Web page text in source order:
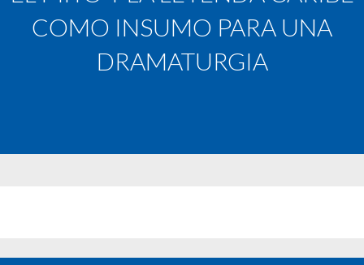
COMO INSUMO PARA UNA
DRAMATURGIA